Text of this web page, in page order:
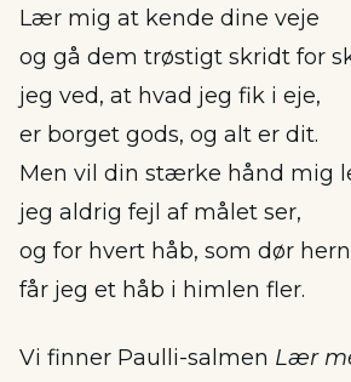
Lær mig at kende dine veje
og gå dem trøstigt skridt for
jeg ved, at hvad jeg fik i eje,
er borget gods, og alt er dit.
Men vil din stærke hånd mig
jeg aldrig fejl af målet ser,
og for hvert håb, som dør
får jeg et håb i himlen fler.
Vi finner Paulli-salmen Lær